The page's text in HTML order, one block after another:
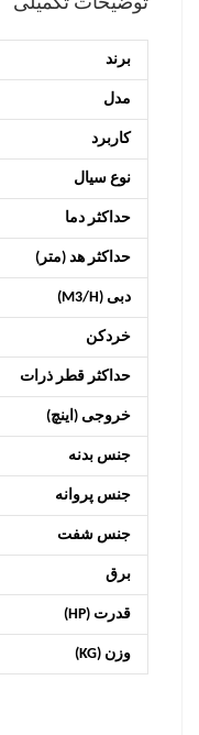
برند
مدل
کاربرد
نوع سیال
حداکثر دما
حداکثر هد (متر)
دبی (M3/H)
خردکن
حداکثر قطر ذرات
خروجی (اینچ)
جنس بدنه
جنس پروانه
جنس شفت
برق
قدرت (HP)
وزن (KG)